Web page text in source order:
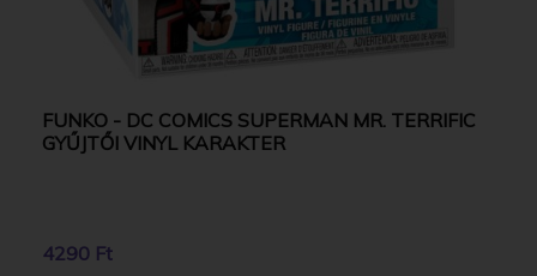
FUNKO - DC COMICS SUPERMAN MR. TERRIFIC
GYŰJTŐI VINYL KARAKTER
4290 Ft